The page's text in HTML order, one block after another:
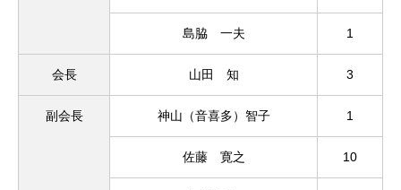
島脇 一夫 1
会長 山田 知 3
副会長 神山（音喜多）智子 1
佐藤 寛之 10